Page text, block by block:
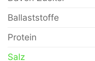
Ballaststoffe
Protein
Salz